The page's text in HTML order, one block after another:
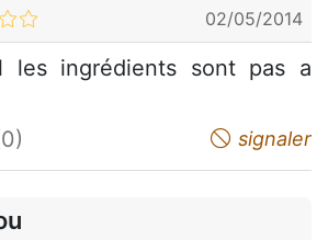
02/05/2014
les ingrédients sont pas a
do not appreciate signaler